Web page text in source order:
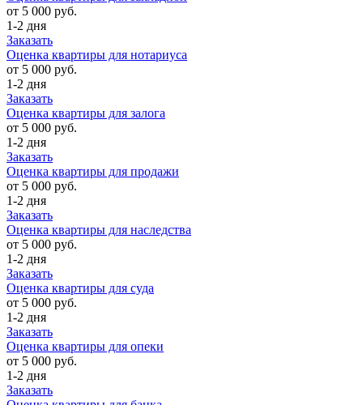
от 5 000 руб.
1-2 дня
Заказать
Оценка квартиры для нотариуса
от 5 000 руб.
1-2 дня
Заказать
Оценка квартиры для залога
от 5 000 руб.
1-2 дня
Заказать
Оценка квартиры для продажи
от 5 000 руб.
1-2 дня
Заказать
Оценка квартиры для наследства
от 5 000 руб.
1-2 дня
Заказать
Оценка квартиры для суда
от 5 000 руб.
1-2 дня
Заказать
Оценка квартиры для опеки
от 5 000 руб.
1-2 дня
Заказать